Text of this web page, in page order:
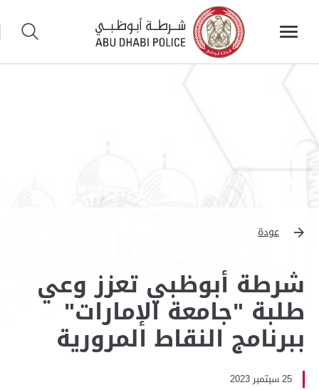
عودة
شرطة أبوظبي تعزز وعي
طلبة "جامعة الإمارات"
ببرنامج النقاط المرورية
25 سبتمبر 2023